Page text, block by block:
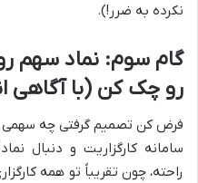
نکرده به ضرر!).
گام سوم: نماد سهم
رو چک کن (با آگاهی
فرض کن تصمیم گرفتی چه سهمی
سامانه کارگزاریت و دنبال
راحته، چون تقریباً تو همه